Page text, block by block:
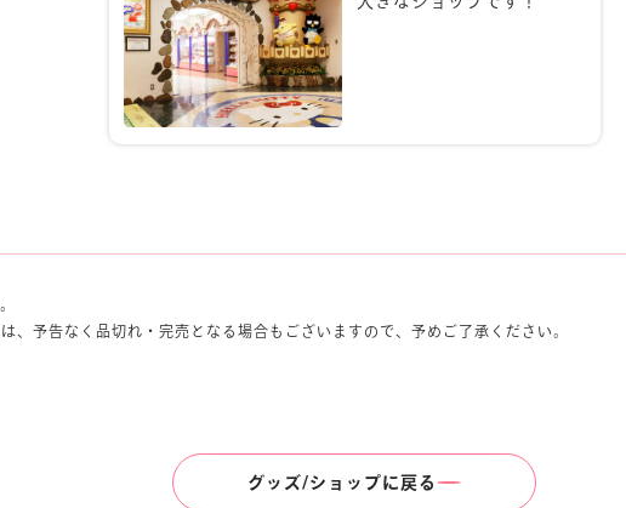
、予告なく品切れ・完売となる場合もございますので、予めご了承ください。
グッズ/ショップに戻る